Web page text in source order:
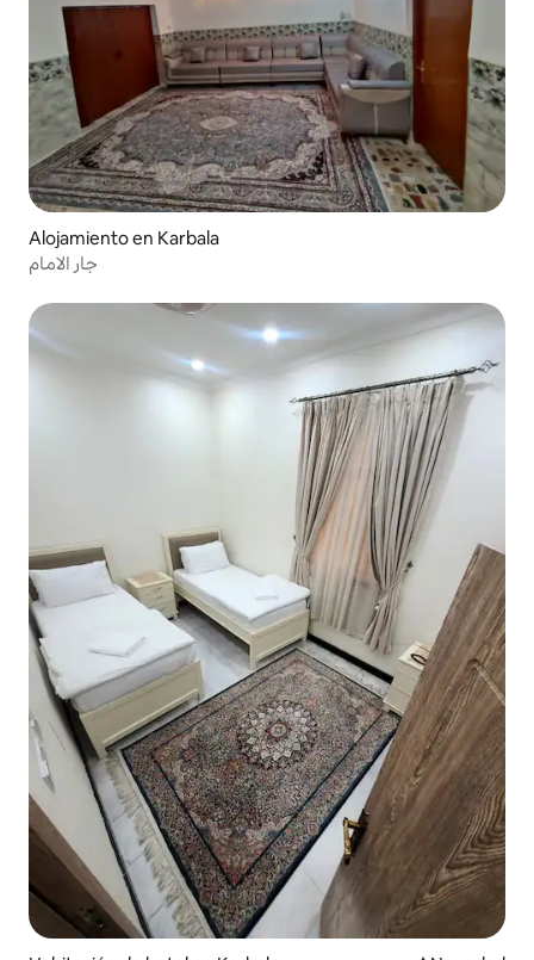
Alojamiento en Karbala
جار الامام